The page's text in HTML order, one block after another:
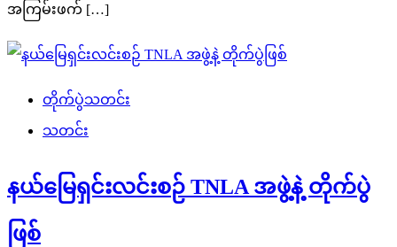
အကြမ်းဖက် […]
တိုက်ပွဲသတင်း
သတင်း
နယ်မြေရှင်းလင်းစဉ် TNLA အဖွဲ့နဲ့ တိုက်ပွဲ
ဖြစ်